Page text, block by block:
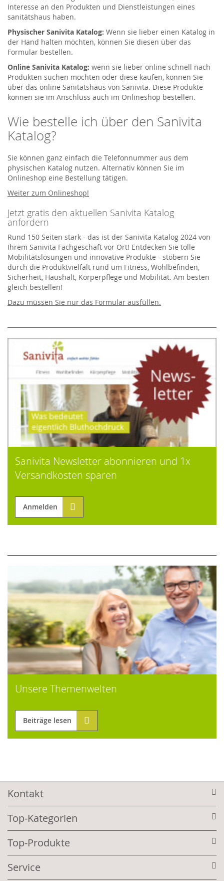
Interesse an den Produkten und Dienstleistungen eines
sanitätshaus haben.
Physischer Sanivita Katalog: Wenn sie lieber einen Katalog in
der Hand halten möchten, können Sie diesen über das
Formular bestellen.
Online Sanivita Katalog: wenn sie lieber online schnell nach
Produkten suchen möchten oder diese kaufen, können Sie
über das online Sanitätshaus von Sanivita. Diese Produkte
können sie im Anschluss auch im Onlineshop bestellen.
Wie bestelle ich über den Sanivita
Katalog?
Sie können ganz einfach die Telefonnummer aus dem
physischen Katalog nutzen. Alternativ können Sie im
Onlineshop eine Bestellung tätigen.
Weiter zum Onlineshop!
Jetzt gratis den aktuellen Sanivita Katalog
anfordern
Rund 150 Seiten stark - das ist der Sanivita Katalog 2024 von
Ihrem Sanivita Fachgeschäft vor Ort! Entdecken Sie tolle
Mobilitätslösungen und innovative Produkte - stöbern Sie
durch die Produktvielfalt rund um Fitness, Wohlbefinden,
Sicherheit, Haushalt, Körperpflege und Mobilität. Am besten
gleich bestellen!
Dazu müssen Sie nur das Formular ausfüllen.
Sanivita Newsletter abonnieren und 1x
Versandkosten sparen
Anmelden
Unsere Themenwelten
Beiträge lesen
Kontakt
Top-Kategorien
Top-Produkte
Service